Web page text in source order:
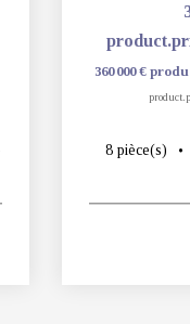
360 000 €
8 pièce(s)